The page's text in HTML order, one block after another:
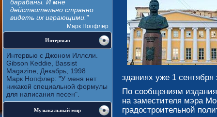
барабаны. И мне
действительно странно
видеть их играющими."
Марк Нопфлер
Интервью
Интервью с Джоном Иллсли.
Gibson Keddie, Bassist
Magazine, Декабрь, 1998
Марк Нопфлер: "У меня нет
никакой специальной формулы
для написания песен".
Музыкальный мир
зданиях уже 1 сентября
По сообщениям
на заместителя мэра
градостроительной